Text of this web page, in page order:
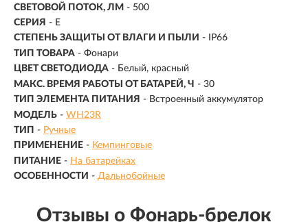
СВЕТОВОЙ ПОТОК, ЛМ - 500
СЕРИЯ - E
СТЕПЕНЬ ЗАЩИТЫ ОТ ВЛАГИ И ПЫЛИ - IP66
ТИП ТОВАРА - Фонари
ЦВЕТ СВЕТОДИОДА - Белый, красный
МАКС. ВРЕМЯ РАБОТЫ ОТ БАТАРЕЙ, Ч - 30
ТИП ЭЛЕМЕНТА ПИТАНИЯ - Встроенный аккумулятор
МОДЕЛЬ - WH23R
ТИП - Ручные
ПРИМЕНЕНИЕ - Кемпинговые
ПИТАНИЕ - На батарейках
ОСОБЕННОСТИ - Дальнобойные
Отзывы о Фонарь-брелок